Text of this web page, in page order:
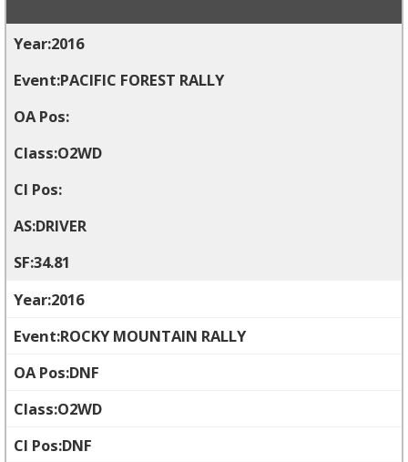
2016
PACIFIC FOREST RALLY
O2WD
DRIVER
34.81
2016
ROCKY MOUNTAIN RALLY
DNF
O2WD
DNF